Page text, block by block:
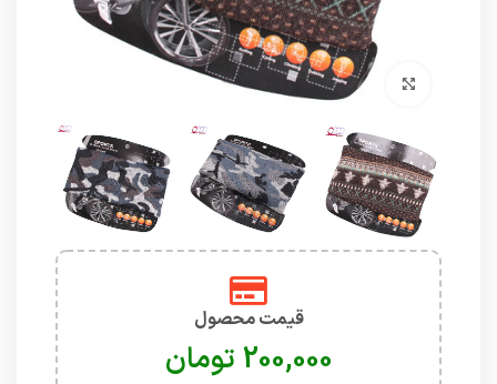
برای بزرگنمایی کلیک کنید
قیمت محصول
تومان